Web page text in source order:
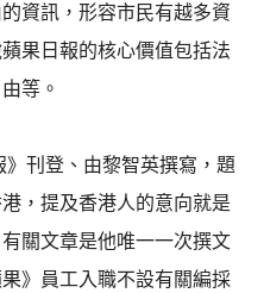
資訊，形容市民有越多資
果日報的核心價值包括法
等。
刊登、由黎智英撰寫，題
，提及香港人的意向就是
關文章是他唯一一次撰文
》員工入職不設有關編採